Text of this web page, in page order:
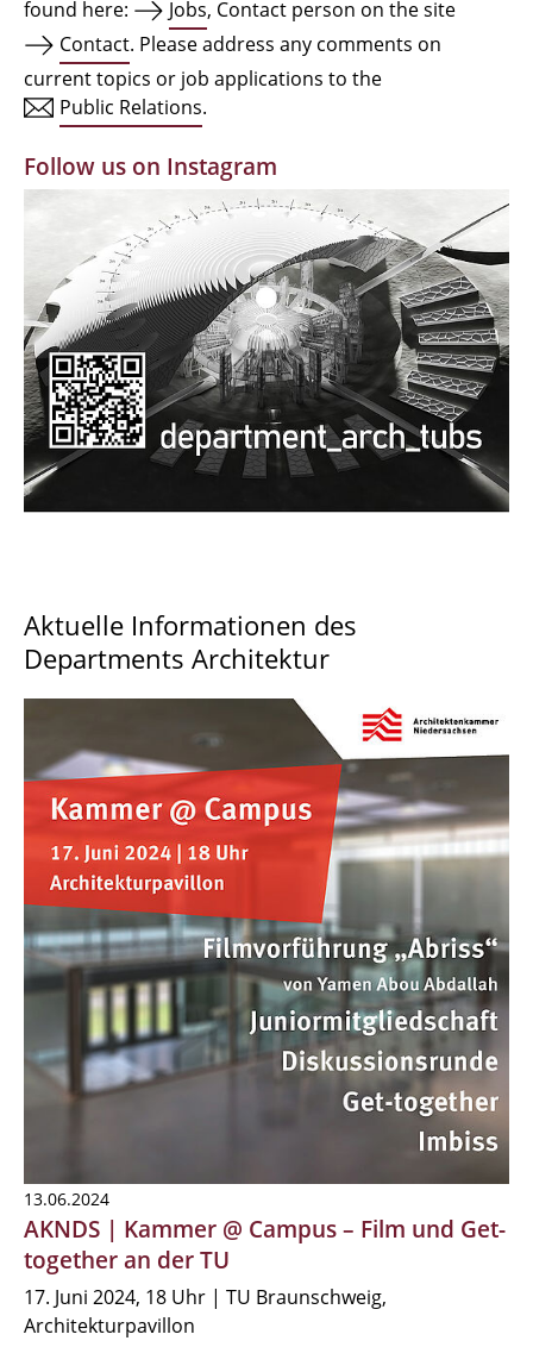
Facilities
Alumni | cloud club
Documents and Downloads
found here:
Jobs, Contact person on the site
Contact. Please address any comments on
current topics or job applications to the
Public Relations.
Follow us on Instagram
Aktuelle Informationen des
Departments Architektur
13.06.2024
AKNDS | Kammer @ Campus – Film und Get-
together an der TU
17. Juni 2024, 18 Uhr | TU Braunschweig,
Architekturpavillon